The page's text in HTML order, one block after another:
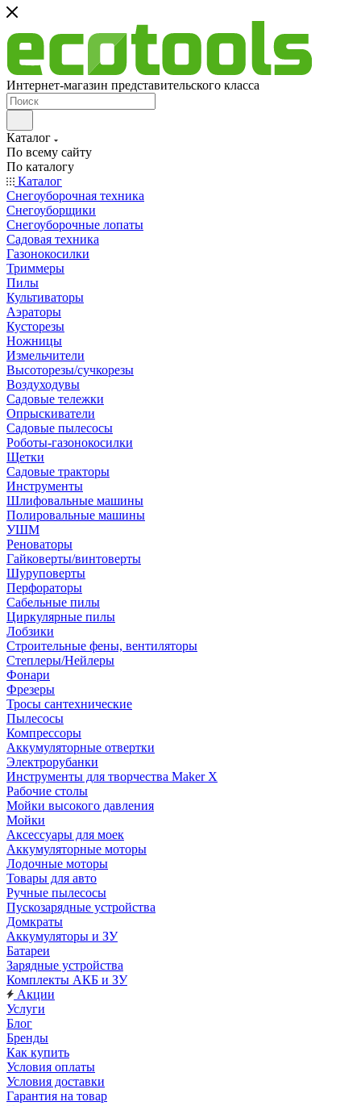
Интернет-магазин представительского класса
Каталог
По всему сайту
По каталогу
Каталог
Снегоуборочная техника
Снегоуборщики
Снегоуборочные лопаты
Садовая техника
Газонокосилки
Триммеры
Пилы
Культиваторы
Аэраторы
Кусторезы
Ножницы
Измельчители
Высоторезы/сучкорезы
Воздуходувы
Садовые тележки
Опрыскиватели
Садовые пылесосы
Роботы-газонокосилки
Щетки
Садовые тракторы
Инструменты
Шлифовальные машины
Полировальные машины
УШМ
Реноваторы
Гайковерты/винтоверты
Шуруповерты
Перфораторы
Сабельные пилы
Циркулярные пилы
Лобзики
Строительные фены, вентиляторы
Степлеры/Нейлеры
Фонари
Фрезеры
Тросы сантехнические
Пылесосы
Компрессоры
Аккумуляторные отвертки
Электрорубанки
Инструменты для творчества Maker X
Рабочие столы
Мойки высокого давления
Мойки
Аксессуары для моек
Аккумуляторные моторы
Лодочные моторы
Товары для авто
Ручные пылесосы
Пускозарядные устройства
Домкраты
Аккумуляторы и ЗУ
Батареи
Зарядные устройства
Комплекты АКБ и ЗУ
Акции
Услуги
Блог
Бренды
Как купить
Условия оплаты
Условия доставки
Гарантия на товар